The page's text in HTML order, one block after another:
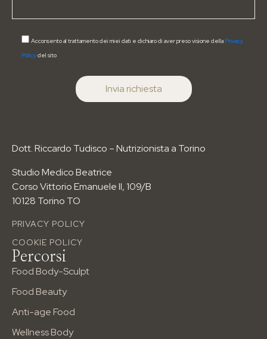
Acconsento al trattamento dei miei dati e dichiaro di aver preso visione della Privacy
Policydel sito
Dott. Riccardo Tudisco – Nutrizionista a Torino
Studio Medico Beatrice
Corso Vittorio Emanuele II, 109/B
10128 Torino TO
PRIVACY POLICY
COOKIE POLICY
Percorsi
Food Body-Sculpt
Food Beauty
Anti-age Food
Wellness Body
Anti-age Food Method
Food Boody Sculp
Wellness Body
Per età
Per sport
Tel: 3517148731